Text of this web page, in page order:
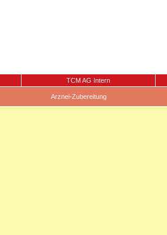
TCM AG Intern
Arznei-Zubereitung